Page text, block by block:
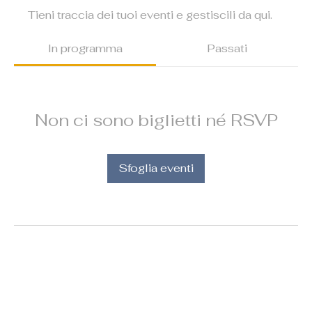
Tieni traccia dei tuoi eventi e gestiscili da qui.
In programma Passati
Non ci sono biglietti né RSVP
Sfoglia eventi